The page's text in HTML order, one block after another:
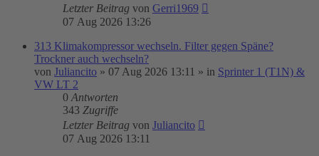
Letzter Beitrag von Gerri1969
07 Aug 2026 13:26
313 Klimakompressor wechseln. Filter gegen Späne?
Trockner auch wechseln?
von Juliancito » 07 Aug 2026 13:11 » in Sprinter 1 (T1N) &
VW LT 2
0 Antworten
343 Zugriffe
Letzter Beitrag von Juliancito
07 Aug 2026 13:11